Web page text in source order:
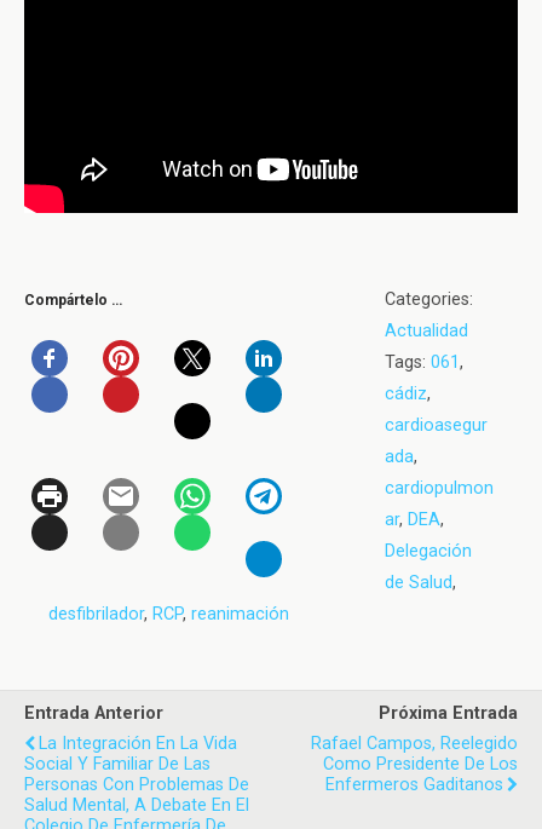
Compártelo …
Categories:
Actualidad
Tags: 061,
cádiz,
cardioasegur
ada,
cardiopulmon
ar, DEA,
Delegación
de Salud,
desfibrilador, RCP, reanimación
Entrada Anterior
La Integración En La Vida
Social Y Familiar De Las
Personas Con Problemas De
Salud Mental, A Debate En El
Próxima Entrada
Rafael Campos, Reelegido
Como Presidente De Los
Enfermeros Gaditanos